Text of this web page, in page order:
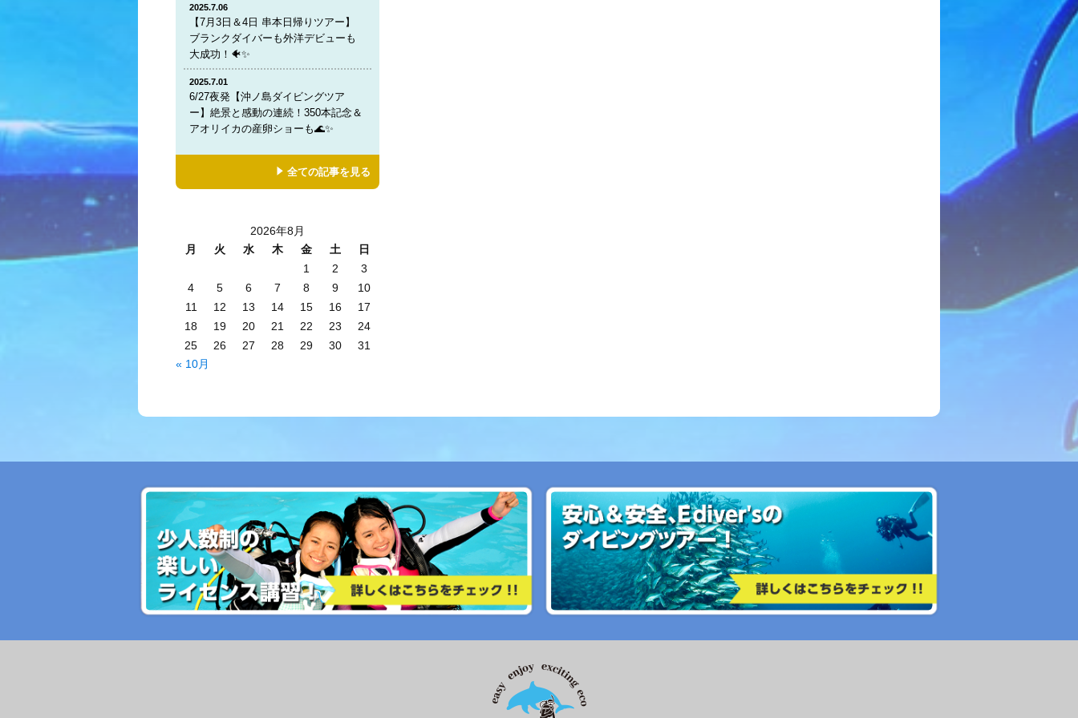
2025.7.06
【7月3日＆4日 串本日帰りツアー】
ブランクダイバーも外洋デビューも
大成功！🐠✨
2025.7.01
6/27夜発【沖ノ島ダイビングツア
ー】絶景と感動の連続！350本記念＆
アオリイカの産卵ショーも🌊✨
全ての記事を見る
2026年8月
月
火 水 木 金 土
日
1
2
3
4
5 6 7 8 9
10
11
12 13 14 15 16
17
18
19 20 21 22 23
24
25
26 27 28 29 30
31
« 10月